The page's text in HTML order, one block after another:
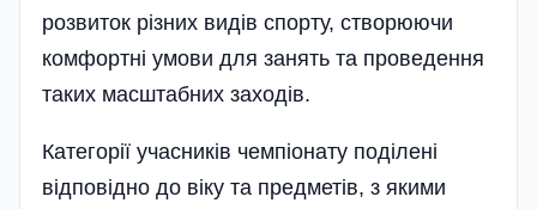
розвиток різних видів спорту, створюючи
комфортні умови для занять та проведення
таких масштабних заходів.
Категорії учасників чемпіонату поділені
відповідно до віку та предметів, з якими